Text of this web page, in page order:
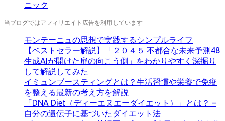
ニック
当ブログではアフィリエイト広告を利用しています
モンテーニュの思想で実践するシンプルライフ
【ベストセラー解説】「２０４５ 不都合な未来予測48
生成AIが開けた扉の向こう側」をわかりやすく深掘り
して解説してみた
イミュンブースティングとは？生活習慣や栄養で免疫
を整える最新の考え方を解説
「DNA Diet（ディーエヌエーダイエット）」とは？ –
自分の遺伝子に基づいたダイエット法